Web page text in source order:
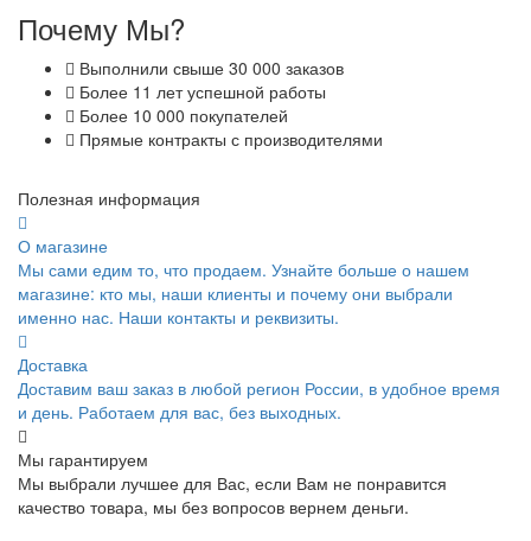
Почему Мы?
Выполнили свыше 30 000 заказов
Более 11 лет успешной работы
Более 10 000 покупателей
Прямые контракты с производителями
Полезная информация
О магазине
Мы сами едим то, что продаем. Узнайте больше о нашем
магазине: кто мы, наши клиенты и почему они выбрали
именно нас. Наши контакты и реквизиты.
Доставка
Доставим ваш заказ в любой регион России, в удобное время
и день. Работаем для вас, без выходных.
Мы гарантируем
Мы выбрали лучшее для Вас, если Вам не понравится
качество товара, мы без вопросов вернем деньги.